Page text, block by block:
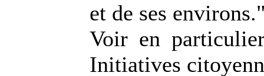
et de ses
Voir en
Initiatives